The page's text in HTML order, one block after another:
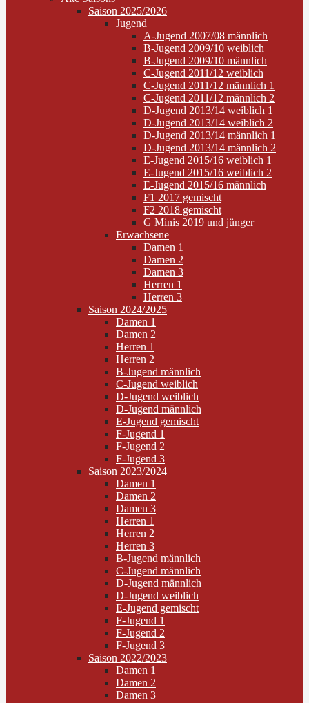
Saison 2025/2026
Jugend
A-Jugend 2007/08 männlich
B-Jugend 2009/10 weiblich
B-Jugend 2009/10 männlich
C-Jugend 2011/12 weiblich
C-Jugend 2011/12 männlich 1
C-Jugend 2011/12 männlich 2
D-Jugend 2013/14 weiblich 1
D-Jugend 2013/14 weiblich 2
D-Jugend 2013/14 männlich 1
D-Jugend 2013/14 männlich 2
E-Jugend 2015/16 weiblich 1
E-Jugend 2015/16 weiblich 2
E-Jugend 2015/16 männlich
F1 2017 gemischt
F2 2018 gemischt
G Minis 2019 und jünger
Erwachsene
Damen 1
Damen 2
Damen 3
Herren 1
Herren 3
Saison 2024/2025
Damen 1
Damen 2
Herren 1
Herren 2
B-Jugend männlich
C-Jugend weiblich
D-Jugend weiblich
D-Jugend männlich
E-Jugend gemischt
F-Jugend 1
F-Jugend 2
F-Jugend 3
Saison 2023/2024
Damen 1
Damen 2
Damen 3
Herren 1
Herren 2
Herren 3
B-Jugend männlich
C-Jugend männlich
D-Jugend männlich
D-Jugend weiblich
E-Jugend gemischt
F-Jugend 1
F-Jugend 2
F-Jugend 3
Saison 2022/2023
Damen 1
Damen 2
Damen 3